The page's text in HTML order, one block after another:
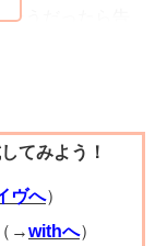
あなたが頼れ
ば、タイミング
での立場や周
めていってく
ーチ方法とし
うだったら告
づらい立ち位
たいとか、そ
そんな時に、
うな反応をす
てみよう！
ヴへ）
→withへ）